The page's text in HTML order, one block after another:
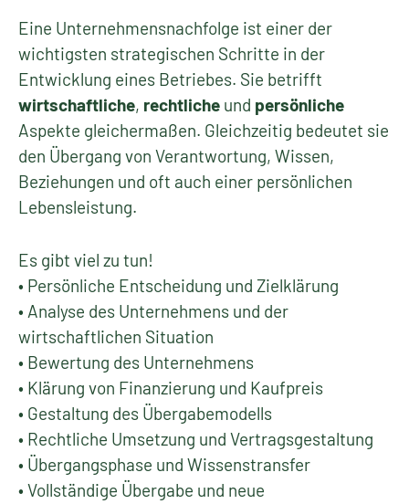
Eine Unternehmensnachfolge ist einer der
wichtigsten strategischen Schritte in der
Entwicklung eines Betriebes. Sie betrifft
wirtschaftliche, rechtliche und persönliche
Aspekte gleichermaßen. Gleichzeitig bedeutet sie
den Übergang von Verantwortung, Wissen,
Beziehungen und oft auch einer persönlichen
Lebensleistung.
Es gibt viel zu tun!
• Persönliche Entscheidung und Zielklärung
• Analyse des Unternehmens und der
wirtschaftlichen Situation
• Bewertung des Unternehmens
• Klärung von Finanzierung und Kaufpreis
• Gestaltung des Übergabemodells
• Rechtliche Umsetzung und Vertragsgestaltung
• Übergangsphase und Wissenstransfer
• Vollständige Übergabe und neue